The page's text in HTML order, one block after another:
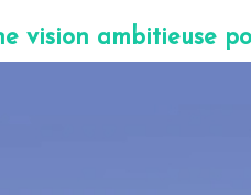
vision ambitieuse